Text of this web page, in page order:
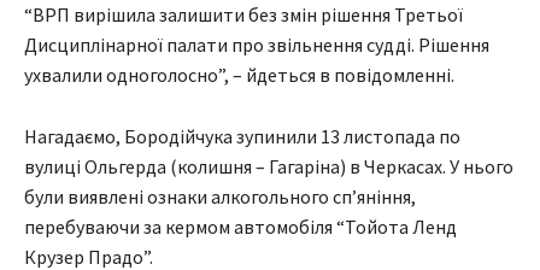
“ВРП вирішила залишити без змін рішення Третьої
Дисциплінарної палати про звільнення судді. Рішення
ухвалили одноголосно”, – йдеться в повідомленні.
Нагадаємо, Бородійчука зупинили 13 листопада по
вулиці Ольгерда (колишня – Гагаріна) в Черкасах. У нього
були виявлені ознаки алкогольного сп’яніння,
перебуваючи за кермом автомобіля “Тойота Ленд
Крузер Прадо”.